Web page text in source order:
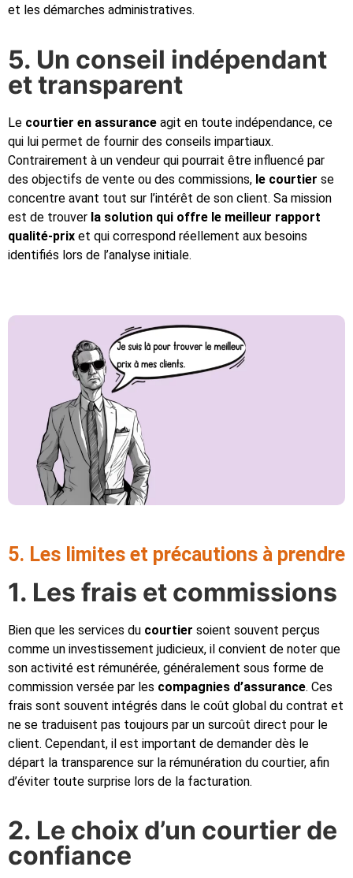
et les démarches administratives.
5. Un conseil indépendant
et transparent
Le courtier en assurance agit en toute indépendance, ce
qui lui permet de fournir des conseils impartiaux.
Contrairement à un vendeur qui pourrait être influencé par
des objectifs de vente ou des commissions, le courtier se
concentre avant tout sur l’intérêt de son client. Sa mission
est de trouver la solution qui offre le meilleur rapport
qualité-prix et qui correspond réellement aux besoins
identifiés lors de l’analyse initiale.
5. Les limites et précautions à prendre
1. Les frais et commissions
Bien que les services du courtier soient souvent perçus
comme un investissement judicieux, il convient de noter que
son activité est rémunérée, généralement sous forme de
commission versée par les compagnies d’assurance. Ces
frais sont souvent intégrés dans le coût global du contrat et
ne se traduisent pas toujours par un surcoût direct pour le
client. Cependant, il est important de demander dès le
départ la transparence sur la rémunération du courtier, afin
d’éviter toute surprise lors de la facturation.
2. Le choix d’un courtier de
confiance